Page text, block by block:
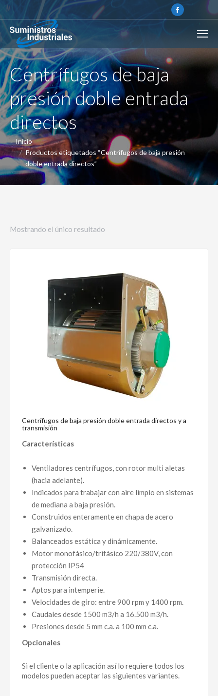
Centrífugos de baja
presión doble entrada
directos
Estás aquí:
Inicio
Productos etiquetados “Centrífugos de baja presión
doble entrada directos”
Mostrando el único resultado
Centrífugos de baja presión doble entrada directos y a
transmisión
Características
Ventiladores centrífugos, con rotor multi aletas
(hacia adelante).
Indicados para trabajar con aire limpio en sistemas
de mediana a baja presión.
Construidos enteramente en chapa de acero
galvanizado.
Balanceados estática y dinámicamente.
Motor monofásico/trifásico 220/380V, con
protección IP54
Transmisión directa.
Aptos para intemperie.
Velocidades de giro: entre 900 rpm y 1400 rpm.
Caudales desde 1500 m3/h a 16.500 m3/h.
Presiones desde 5 mm c.a. a 100 mm c.a.
Opcionales
Si el cliente o la aplicación así lo requiere todos los
modelos pueden aceptar las siguientes variantes.